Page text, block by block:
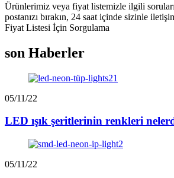
Ürünlerimiz veya fiyat listemizle ilgili
postanızı bırakın, 24 saat içinde sizinle
Fiyat Listesi İçin Sorgulama
son Haberler
05/11/22
LED ışık şeritlerinin renkleri
05/11/22